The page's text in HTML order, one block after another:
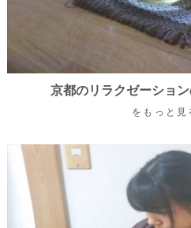
京都のリラクゼーショ
をもっと